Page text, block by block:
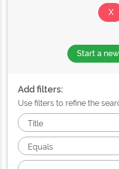
Start a
Add filters:
Use filters to refine the